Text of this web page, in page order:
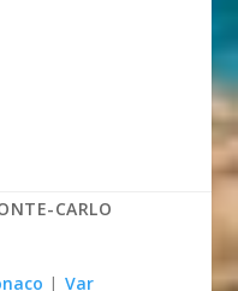
CARLO
| Var